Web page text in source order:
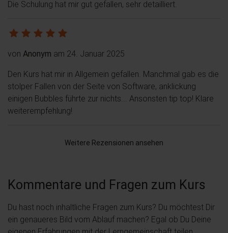
Die Schulung hat mir gut gefallen, sehr detailliert.
von Anonym am 24. Januar 2025
Den Kurs hat mir in Allgemein gefallen. Manchmal gab es die
stolper Fallen von der Seite von Software, anklickung
einigen Bubbles führte zur nichts... Ansonsten tip top! Klare
weiterempfehlung!
Weitere Rezensionen ansehen
Kommentare und Fragen zum Kurs
Du hast noch inhaltliche Fragen zum Kurs? Du möchtest Dir
ein genaueres Bild vom Ablauf machen? Egal ob Du Deine